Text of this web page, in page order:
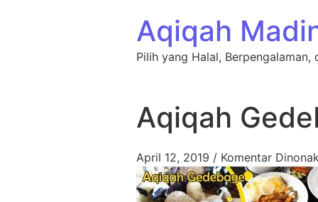
Aqiqah
Pilih yang Halal, Berpengalaman,
Aqiqah
April 12, 2019 / Komentar